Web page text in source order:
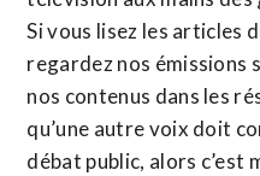
Si vous lisez les articles
regardez nos émissions
nos contenus dans les
qu’une autre voix doit
débat public, alors c’est